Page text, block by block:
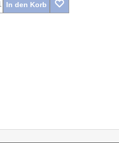
In den Korb